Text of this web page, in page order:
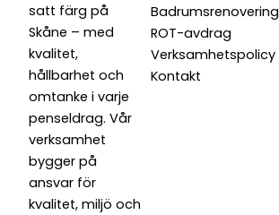
satt färg på
Skåne – med
kvalitet,
hållbarhet och
omtanke i varje
penseldrag. Vår
verksamhet
bygger på
ansvar för
kvalitet, miljö och
Badrumsrenovering
ROT-avdrag
Verksamhetspolicy
Kontakt